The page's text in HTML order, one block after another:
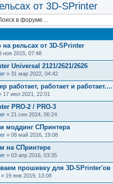
от 3D-SPrinter
на рельсах от 3D-SPrinter
ноя 2015, 07:48
Universal 2121/2621/2626
» 31 мар 2022, 04:42
работает, работает и работает....
17 июл 2021, 22:01
PRO-2 / PRO-3
» 21 сен 2024, 06:24
моддинг СПринтера
» 08 май 2016, 19:08
на СПринтере
» 03 апр 2016, 03:35
прошивку для 3D-SPrinter'ов
» 19 янв 2019, 13:08